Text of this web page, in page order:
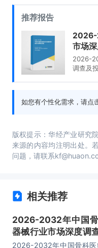
推荐报告
2026-
市场
2026-
调查及
如您有个性化需求，请点
版权提示：华经产业研究
来源的内容均注明出处。
问题，请联系
相关推荐
2026-2032年中国
器械行业市场深度调
前景展望报告
2026-2032年中国骨科医